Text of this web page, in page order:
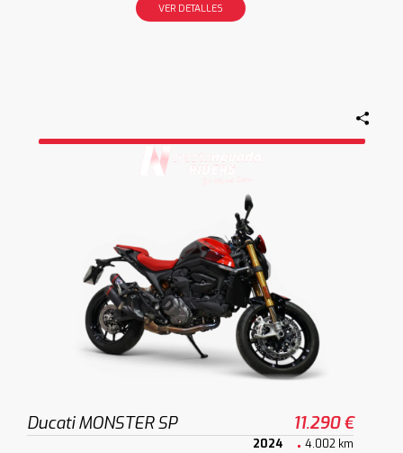
VER DETALLES
Ducati MONSTER SP 11.290 €
2024 4.002 km